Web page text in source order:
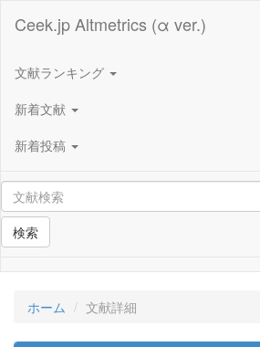
Ceek.jp Altmetrics (α ver.)
文献ランキング
新着文献
新着投稿
検索
ホーム 文献詳細